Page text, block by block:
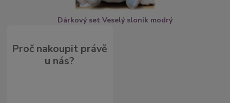
Dárkový set Veselý sloník modrý
Proč nakoupit právě
u nás?